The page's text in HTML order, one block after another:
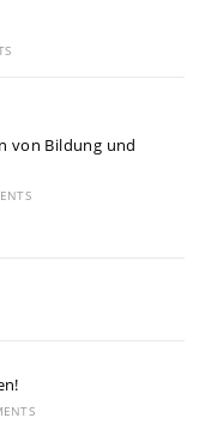
von Bildung und